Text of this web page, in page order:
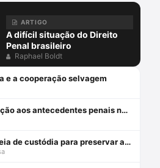
ARTIGO
A difícil situação do Direito
Penal brasileiro
Raphael Boldt
e a cooperação selvagem
O debate sobre a menção aos antecedentes penais no júri
A importância da cadeia de custódia para preservar a prova penal